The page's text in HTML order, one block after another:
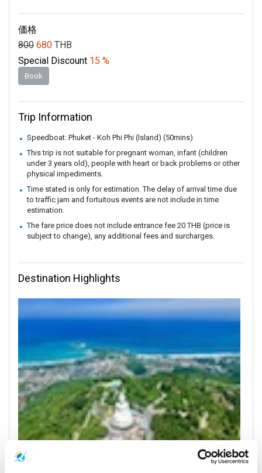
価格
800 680 THB
Special Discount 15 %
Book
Trip Information
Speedboat: Phuket - Koh Phi Phi (Island) (50mins)
This trip is not suitable for pregnant woman, infant (children
under 3 years old), people with heart or back problems or other
physical impediments.
Time stated is only for estimation. The delay of arrival time due
to traffic jam and fortuitous events are not include in time
estimation.
The fare price does not include entrance fee 20 THB (price is
subject to change), any additional fees and surcharges.
Destination Highlights
Phuket
All Prices & Schedules